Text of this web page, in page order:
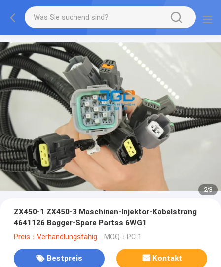
2/3
ZX450-1 ZX450-3 Maschinen-Injektor-Kabelstrang
4641126 Bagger-Spare Partss 6WG1
Preis：Verhandlungsfähig MOQ：PC 1
Bestpreis Kontakt